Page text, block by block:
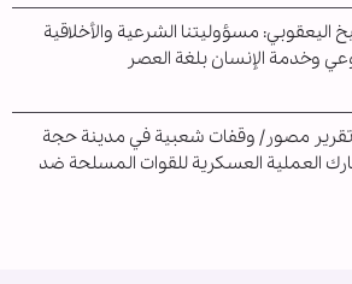
اليعقوبي: مسؤوليتنا الشرعية والأخلاقية
وخدمة الإنسان بلغة العصر
تقرير مصور/ وقفات شعبية في مدينة حجة
العملية العسكرية للقوات المسلحة ضد